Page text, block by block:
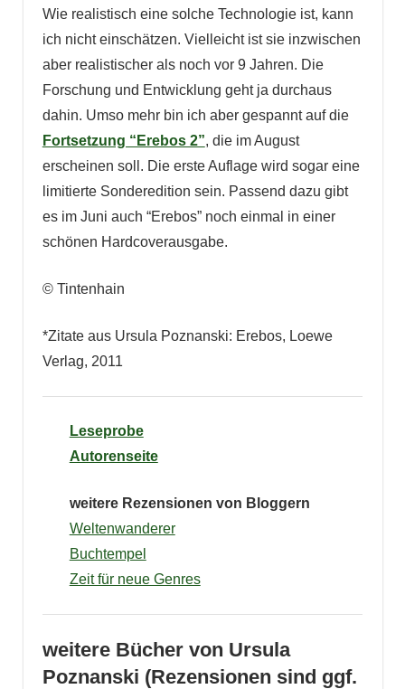
Wie realistisch eine solche Technologie ist, kann
ich nicht einschätzen. Vielleicht ist sie inzwischen
aber realistischer als noch vor 9 Jahren. Die
Forschung und Entwicklung geht ja durchaus
dahin. Umso mehr bin ich aber gespannt auf die
Fortsetzung “Erebos 2”, die im August
erscheinen soll. Die erste Auflage wird sogar eine
limitierte Sonderedition sein. Passend dazu gibt
es im Juni auch “Erebos” noch einmal in einer
schönen Hardcoverausgabe.
© Tintenhain
*Zitate aus Ursula Poznanski: Erebos, Loewe
Verlag, 2011
Leseprobe
Autorenseite
weitere Rezensionen von Bloggern
Weltenwanderer
Buchtempel
Zeit für neue Genres
weitere Bücher von Ursula
Poznanski (Rezensionen sind ggf.